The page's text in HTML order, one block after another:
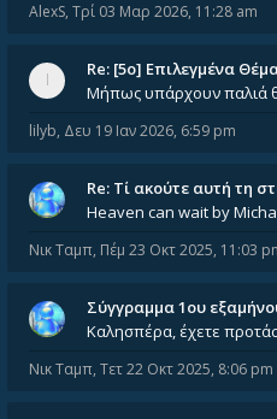
AlexS, Τρί 03 Μαρ 2026, 11:28 am
Re: [5ο] Επιλεγμένα
Μήπως υπάρχουν παλιά
lilyb, Δευ 19 Ιαν 2026, 6:59 pm
Re: Tί ακούτε αυτή τη
Heaven can wait by
Νικ Ταμπ, Πέμ 23 Οκτ 2025, 11:03
Σύγγραμμα 1ου
Νικ Ταμπ, Τετ 22 Οκτ 2025, 8:06 pm